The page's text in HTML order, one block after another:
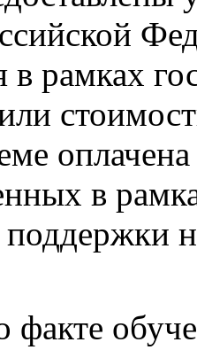
в рамках
в
факте